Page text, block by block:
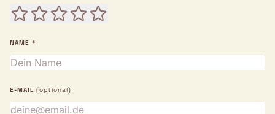
NAME *
E-MAIL (optional)